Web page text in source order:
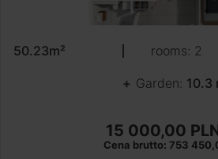
50.23m² rooms: 2
Garden: 10.3
15 000,00
Cena brutto: 753